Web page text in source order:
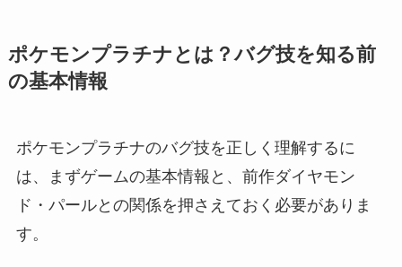
ポケモンプラチナとは？バグ技を知る前
の基本情報
ポケモンプラチナのバグ技を正しく理解するに
は、まずゲームの基本情報と、前作ダイヤモン
ド・パールとの関係を押さえておく必要がありま
す。